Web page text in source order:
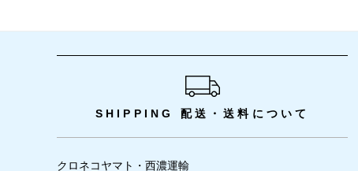
SHIPPING 配送・送料について
クロネコヤマト・西濃運輸